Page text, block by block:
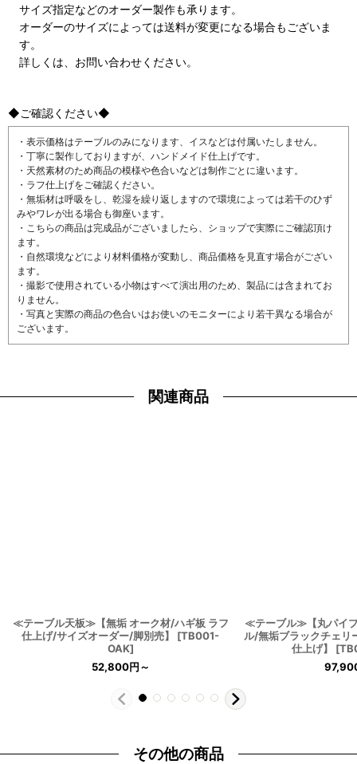
サイズ指定などのオーダー製作も承ります。
オーダーのサイズによっては送料が変更になる場合もございま
す。
詳しくは、お問い合わせください。
◆ご確認ください◆
・表示価格はテーブルのみになります、イスなどは付属いたしません。
・丁寧に製作しておりますが、ハンドメイド仕上げです。
・天然素材のため商品の模様や色合いなどは制作ごとに違います。
・ラフ仕上げをご確認ください。
・無垢材は呼吸をし、乾湿を繰り返しますので環境によっては若干のひず
みやワレが出る場合も御座います。
・こちらの商品は完成品がございましたら、ショップで実際にご確認頂け
ます。
・自然環境などにより材料価格が変動し、商品価格を見直す場合がござい
ます。
・撮影で使用されている小物はすべて演出用のため、製品には含まれてお
りません。
・写真と実際の商品の色合いはお使いのモニターにより若干異なる場合が
ございます。
関連商品
≪テーブル天板≫【無垢 オーク材/ハギ板 ラフ
仕上げ/サイズオーダー/脚別売】
[TB001-
OAK]
52,800円～
≪テーブル≫【丸パイ
ル/無垢ブラックチェリ
仕上げ】
[
その他の商品